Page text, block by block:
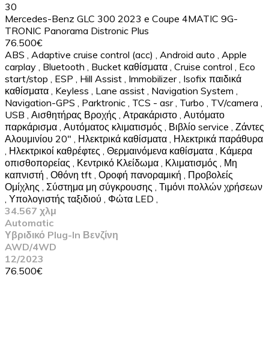
30
Mercedes-Benz GLC 300 2023 e Coupe 4MATIC 9G-
TRONIC Panorama Distronic Plus
76.500€
ABS , Adaptive cruise control (acc) , Android auto , Apple
carplay , Bluetooth , Bucket καθίσματα , Cruise control , Eco
start/stop , ESP , Hill Assist , Immobilizer , Isofix παιδικά
καθίσματα , Keyless , Lane assist , Navigation System ,
Navigation-GPS , Parktronic , TCS - asr , Turbo , TV/camera ,
USB , Αισθητήρας Βροχής , Ατρακάριστο , Αυτόματο
παρκάρισμα , Αυτόματος κλιματισμός , Βιβλίο service , Ζάντες
Αλουμινίου 20" , Ηλεκτρικά καθίσματα , Ηλεκτρικά παράθυρα
, Ηλεκτρικοί καθρέφτες , Θερμαινόμενα καθίσματα , Κάμερα
οπισθοπορείας , Κεντρικό Κλείδωμα , Κλιματισμός , Μη
καπνιστή , Οθόνη tft , Οροφή πανοραμική , Προβολείς
Ομίχλης , Σύστημα μη σύγκρουσης , Τιμόνι πολλών χρήσεων
, Υπολογιστής ταξιδιού , Φώτα LED ,
34.567 χλμ
Automatic
Υβριδικό Plug-In Βενζίνη
AWD/4WD
12/2023
76.500€